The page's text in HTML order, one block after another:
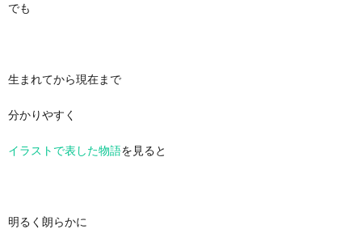
でも
生まれてから現在まで
分かりやすく
イラストで表した物語を見ると
明るく朗らかに